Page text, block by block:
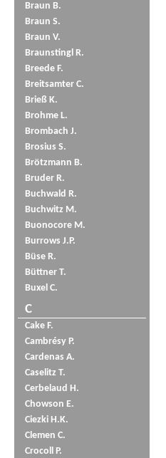
Braun B.
Braun S.
Braun V.
Braunstingl R.
Breede F.
Breitsamter C.
Brieß K.
Brohme L.
Brombach J.
Brosius S.
Brötzmann B.
Bruder R.
Buchwald R.
Buchwitz M.
Buonocore M.
Burrows J.P.
Büse R.
Büttner T.
Buxel C.
C
Cake F.
Cambrésy P.
Cardenas A.
Caselitz T.
Cerbelaud H.
Chowson E.
Ciezki H.K.
Clemen C.
Crocoll P.